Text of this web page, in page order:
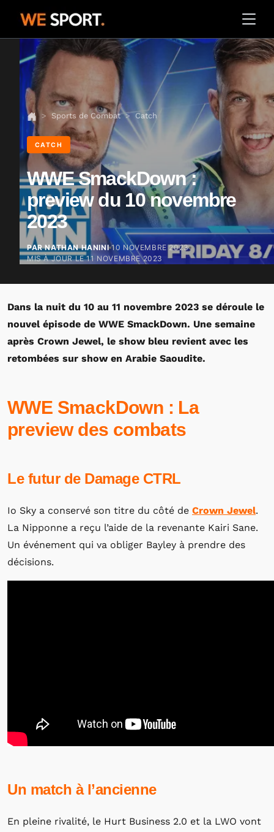
Sports de Combat Catch
CATCH
WWE SmackDown :
preview du 10 novembre
2023
PAR NATHAN HANINI 10 NOVEMBRE 2023
MIS À JOUR LE11 NOVEMBRE 2023
Dans la nuit du 10 au 11 novembre 2023 se déroule le
nouvel épisode de WWE SmackDown. Une semaine
après Crown Jewel, le show bleu revient avec les
retombées sur show en Arabie Saoudite.
WWE SmackDown : La
preview des combats
Le futur de Damage CTRL
Io Sky a conservé son titre du côté de Crown Jewel.
La Nipponne a reçu l’aide de la revenante Kairi Sane.
Un événement qui va obliger Bayley à prendre des
décisions.
Un match à l’ancienne
En pleine rivalité, le Hurt Business 2.0 et la LWO vont